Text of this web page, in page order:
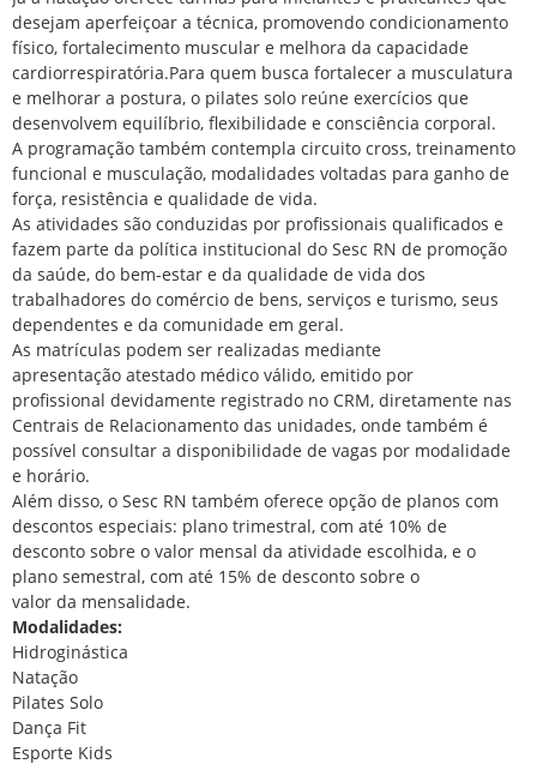
desejam aperfeiçoar a técnica, promovendo condicionamento
físico, fortalecimento muscular e melhora da capacidade
cardiorrespiratória.Para quem busca fortalecer a musculatura
e melhorar a postura, o pilates solo reúne exercícios que
desenvolvem equilíbrio, flexibilidade e consciência corporal.
A programação também contempla circuito cross, treinamento
funcional e musculação, modalidades voltadas para ganho de
força, resistência e qualidade de vida.
As atividades são conduzidas por profissionais qualificados e
fazem parte da política institucional do Sesc RN de promoção
da saúde, do bem-estar e da qualidade de vida dos
trabalhadores do comércio de bens, serviços e turismo, seus
dependentes e da comunidade em geral.
As matrículas podem ser realizadas mediante
apresentação atestado médico válido, emitido por
profissional devidamente registrado no CRM, diretamente nas
Centrais de Relacionamento das unidades, onde também é
possível consultar a disponibilidade de vagas por modalidade
e horário.
Além disso, o Sesc RN também oferece opção de planos com
descontos especiais: plano trimestral, com até 10% de
desconto sobre o valor mensal da atividade escolhida, e o
plano semestral, com até 15% de desconto sobre o
valor da mensalidade.
Modalidades:
Hidroginástica
Natação
Pilates Solo
Dança Fit
Esporte Kids